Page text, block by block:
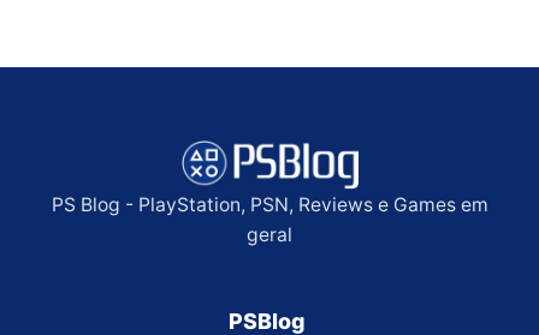
PS Blog - PlayStation, PSN, Reviews e Games em
geral
PSBlog